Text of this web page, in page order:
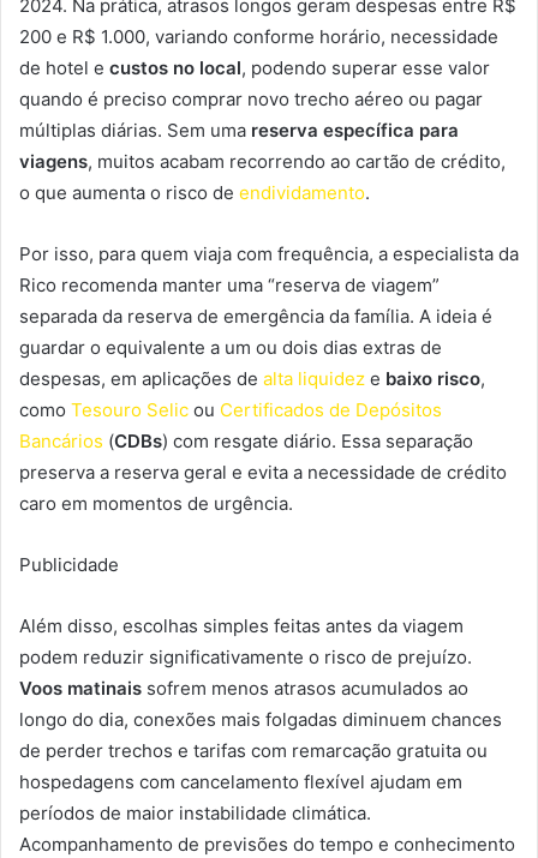
2024. Na prática, atrasos longos geram despesas entre R$
200 e R$ 1.000, variando conforme horário, necessidade
de hotel e custos no local, podendo superar esse valor
quando é preciso comprar novo trecho aéreo ou pagar
múltiplas diárias. Sem uma reserva específica para
viagens, muitos acabam recorrendo ao cartão de crédito,
o que aumenta o risco de endividamento.
Por isso, para quem viaja com frequência, a especialista da
Rico recomenda manter uma “reserva de viagem”
separada da reserva de emergência da família. A ideia é
guardar o equivalente a um ou dois dias extras de
despesas, em aplicações de alta liquidez e baixo risco,
como Tesouro Selic ou Certificados de Depósitos
Bancários (CDBs) com resgate diário. Essa separação
preserva a reserva geral e evita a necessidade de crédito
caro em momentos de urgência.
Publicidade
Além disso, escolhas simples feitas antes da viagem
podem reduzir significativamente o risco de prejuízo.
Voos matinais sofrem menos atrasos acumulados ao
longo do dia, conexões mais folgadas diminuem chances
de perder trechos e tarifas com remarcação gratuita ou
hospedagens com cancelamento flexível ajudam em
períodos de maior instabilidade climática.
Acompanhamento de previsões do tempo e conhecimento